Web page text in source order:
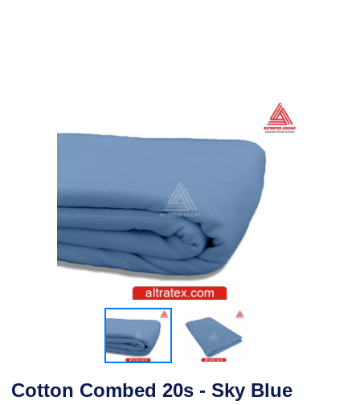
Cotton Combed 20s - Sky Blue